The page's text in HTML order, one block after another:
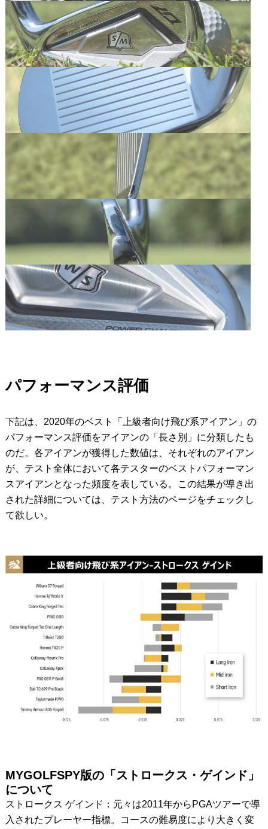
パフォーマンス評価
下記は、2020年のベスト「上級者向け飛び系アイアン」の
パフォーマンス評価をアイアンの「長さ別」に分類したも
のだ。各アイアンが獲得した数値は、それぞれのアイアン
が、テスト全体において各テスターのベストパフォーマン
スアイアンとなった頻度を表している。この結果が導き出
された詳細については、テスト方法のページをチェックし
て欲しい。
MYGOLFSPY版の「ストロークス・ゲインド」
について
ストロークス ゲインド：元々は2011年からPGAツアーで導
入されたプレーヤー指標。コースの難易度により大きく変